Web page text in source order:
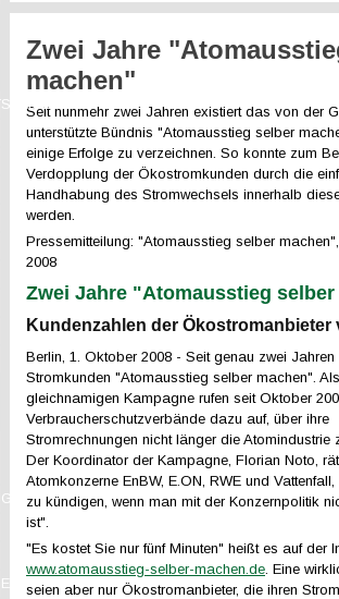
Zwei Jahre
machen"
Seit nunmehr zwei Jahren existiert das von der
unterstützte Bündnis "Atomausstieg selber
einige Erfolge zu verzeichnen. So konnte zum
Verdopplung der Ökostromkunden durch die
Handhabung des Stromwechsels innerhalb
werden.
Pressemitteilung: "Atomausstieg selber
2008
Zwei Jahre "Atomausstieg
Kundenzahlen der Ökostromanbieter
Berlin, 1. Oktober 2008 - Seit genau zwei Jahren
Stromkunden "Atomausstieg selber machen".
gleichnamigen Kampagne rufen seit Oktober
Verbraucherschutzverbände dazu auf, über ihre
Stromrechnungen nicht länger die Atomindustrie
Der Koordinator der Kampagne, Florian Noto,
Atomkonzerne EnBW, E.ON, RWE und
zu kündigen, wenn man mit der Konzernpolitik
ist".
"Es kostet Sie nur fünf Minuten" heißt es auf der
www.atomausstieg-selber-machen.de. Eine
seien aber nur Ökostromanbieter, die ihren